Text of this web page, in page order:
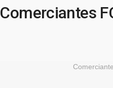
Comerciantes